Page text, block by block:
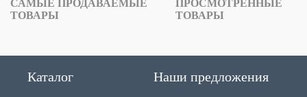
САМЫЕ ПРОДАВАЕМЫЕ
ТОВАРЫ
ПРОСМОТРЕННЫЕ
ТОВАРЫ
Каталог Наши предложения